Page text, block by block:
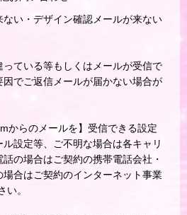
ない・デザイン確認メールが来ない
ている等もしくはメールが受信で
因でご返信メールが届かない場合が
からのメールを】受信できる設定
設定等、ご不明な場合は各キャリ
の場合はご契約の携帯電話会社・
合はご契約のインターネット事業
い。